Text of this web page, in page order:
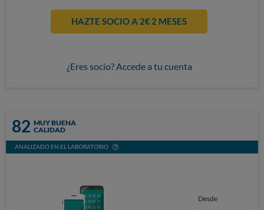
HAZTE SOCIO A 2€ 2 MESES
¿Eres socio? Accede a tu cuenta
82 MUY BUENA
CALIDAD
ANALIZADO EN EL LABORATORIO
Desde